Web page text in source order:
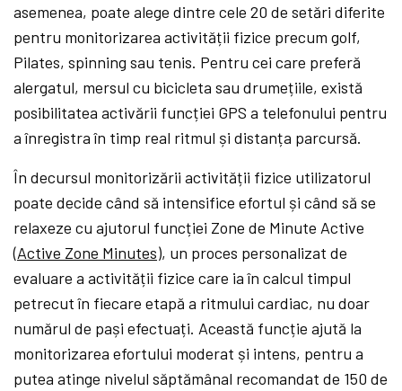
asemenea, poate alege dintre cele 20 de setări diferite
pentru monitorizarea activității fizice precum golf,
Pilates, spinning sau tenis. Pentru cei care preferă
alergatul, mersul cu bicicleta sau drumețiile, există
posibilitatea activării funcției GPS a telefonului pentru
a înregistra în timp real ritmul și distanța parcursă.
În decursul monitorizării activității fizice utilizatorul
poate decide când să intensifice efortul și când să se
relaxeze cu ajutorul funcției Zone de Minute Active
(Active Zone Minutes), un proces personalizat de
evaluare a activității fizice care ia în calcul timpul
petrecut în fiecare etapă a ritmului cardiac, nu doar
numărul de pași efectuați. Această funcție ajută la
monitorizarea efortului moderat și intens, pentru a
putea atinge nivelul săptămânal recomandat de 150 de